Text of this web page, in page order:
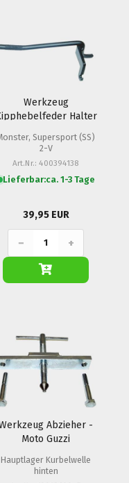
Werkzeug
Halter
Supersport (SS)
2-V
Art.Nr.: 400394138
Lieferbar:ca. 1-3 Tage
39,95 EUR
− +
Abzieher -
Moto Guzzi
Hauptlager Kurbelwelle
hinten